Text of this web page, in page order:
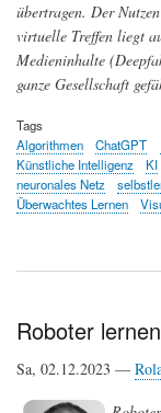
übertragen. Der
virtuelle Treffen liegt
Medieninhalte
ganze Gesellschaft
Tags
Algorithmen
ChatGPT
Künstliche Intelligenz
KI
neuronales Netz
Überwachtes Lernen
Roboter
Sa, 02.12.2023 —